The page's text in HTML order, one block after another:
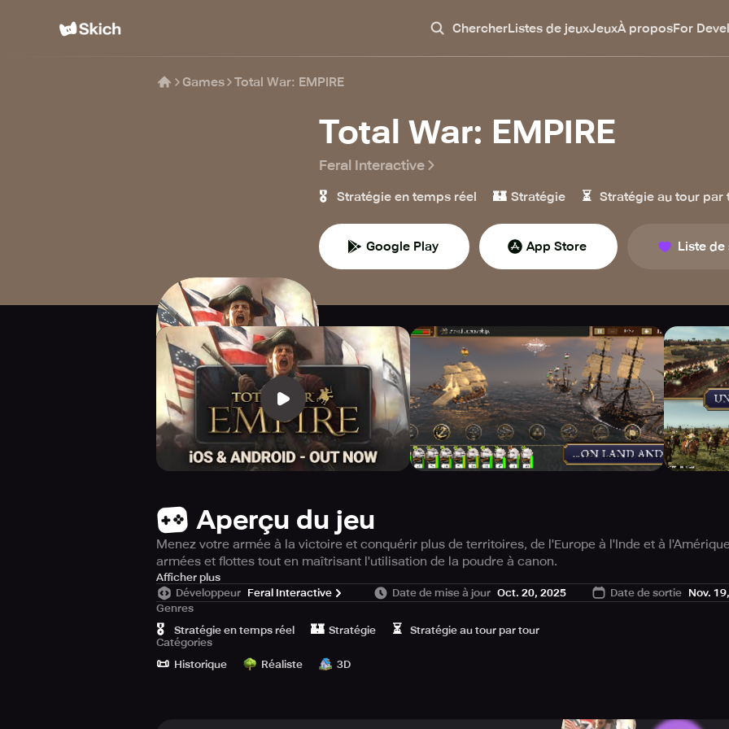
ChercherListes de jeuxJeuxÀ proposFor
Games Total War: EMPIRE
Total War: EMPIRE
Feral Interactive
🎖️ Stratégie en temps réel 🏰 Stratégie ⏳ Stratégie au tour par
Google Play App Store Liste de
Aperçu du jeu
Menez votre armée à la victoire et conquérir plus de territoires, de l'Europe à l'Inde et à
armées et flottes tout en maîtrisant l'utilisation de la poudre à canon.
Choisissez votre région de départ parmi les 9 options disponibles et apprenez à tirer parti des
sociaux qui surviennent dans les différentes régions qui vous entourent. Étendez votre pouvoir
d'autres régions ne les conquièrent. Planifiez à l'avance avant de conquérir le territoire en créant
nouveaux accords commerciaux. Il est toujours bon d'ouvrir autant de routes commerciales que
ressources.
Afficher plus
Développeur Feral Interactive Date de mise à jour Oct. 20, 2025 Date de sortie Nov.
Genres
🎖️ Stratégie en temps réel 🏰 Stratégie ⏳
Stratégie au tour par tour
Catégories
📜 Historique Réaliste 3D